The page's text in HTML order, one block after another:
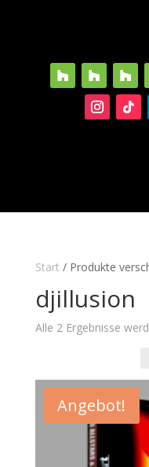
Start / Produkte
djillusion
Alle 2 Ergebnisse
Angebot!